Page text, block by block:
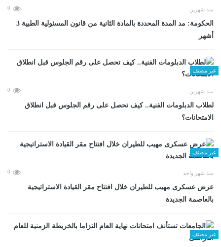
منذ شهرين 0
الحكومة: مد المدة المحددة بالمادة الثانية من قانون المسئولية الطبية 3
أشهر
غير مصنف
منذ شهرين 0
لطلاب الدبلومات الفنية.. كيف تحصل على رقم الجلوس قبل انطلاق
الامتحانات؟
غير مصنف
منذ شهر واحد 0
عرض عسكرى مهيب للطيران خلال افتتاح مقر القيادة الاستراتيجية
بالعاصمة الجديدة
غير مصنف